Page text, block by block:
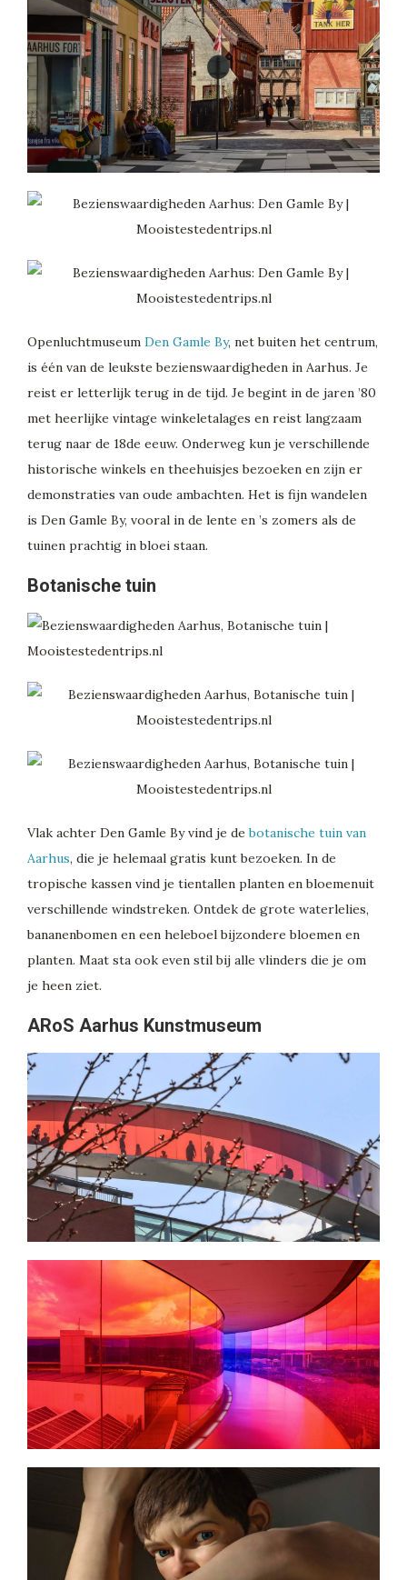
Openluchtmuseum Den Gamle By, net buiten het centrum,
is één van de leukste bezienswaardigheden in Aarhus. Je
reist er letterlijk terug in de tijd. Je begint in de jaren ’80
met heerlijke vintage winkeletalages en reist langzaam
terug naar de 18de eeuw. Onderweg kun je verschillende
historische winkels en theehuisjes bezoeken en zijn er
demonstraties van oude ambachten. Het is fijn wandelen
is Den Gamle By, vooral in de lente en ’s zomers als de
tuinen prachtig in bloei staan.
Botanische tuin
Vlak achter Den Gamle By vind je debotanische tuin van
Aarhus, die je helemaal gratis kunt bezoeken. In de
tropische kassen vind je tientallen planten en bloemenuit
verschillende windstreken. Ontdek de grote waterlelies,
bananenbomen en een heleboel bijzondere bloemen en
planten. Maat sta ook even stil bij alle vlinders die je om
je heen ziet.
ARoS Aarhus Kunstmuseum